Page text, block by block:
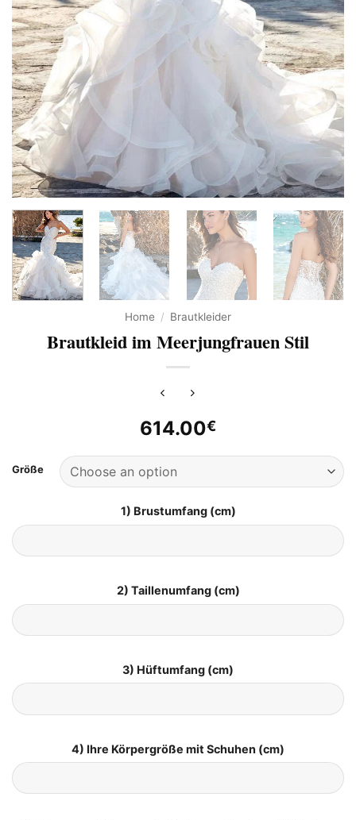
Home / Brautkleider
Brautkleid im Meerjungfrauen Stil
614.00€
Größe
1) Brustumfang (cm)
2) Taillenumfang (cm)
3) Hüftumfang (cm)
4) Ihre Körpergröße mit Schuhen (cm)